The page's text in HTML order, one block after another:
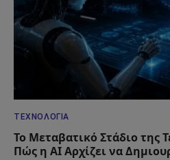
ΤΕΧΝΟΛΟΓΊΑ
Το Μεταβατικό Στάδιο της
Πώς η AI Αρχίζει να